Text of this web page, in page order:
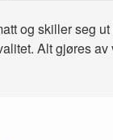
og skiller seg
Alt gjøres